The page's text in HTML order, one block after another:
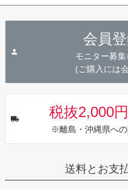
会員登
モニター募
(ご購入には
税抜2,000
※離島・沖縄県へ
送料とお支